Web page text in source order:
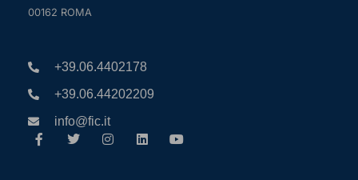
00162 ROMA
+39.06.4402178
+39.06.44202209
info@fic.it